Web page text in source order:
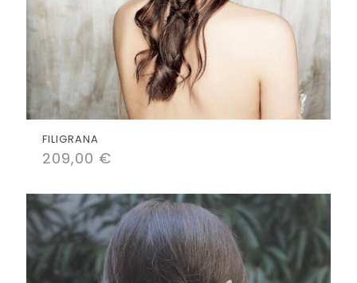
FILIGRANA
209,00 €